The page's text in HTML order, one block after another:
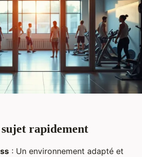
rapidement
: Un environnement adapté et